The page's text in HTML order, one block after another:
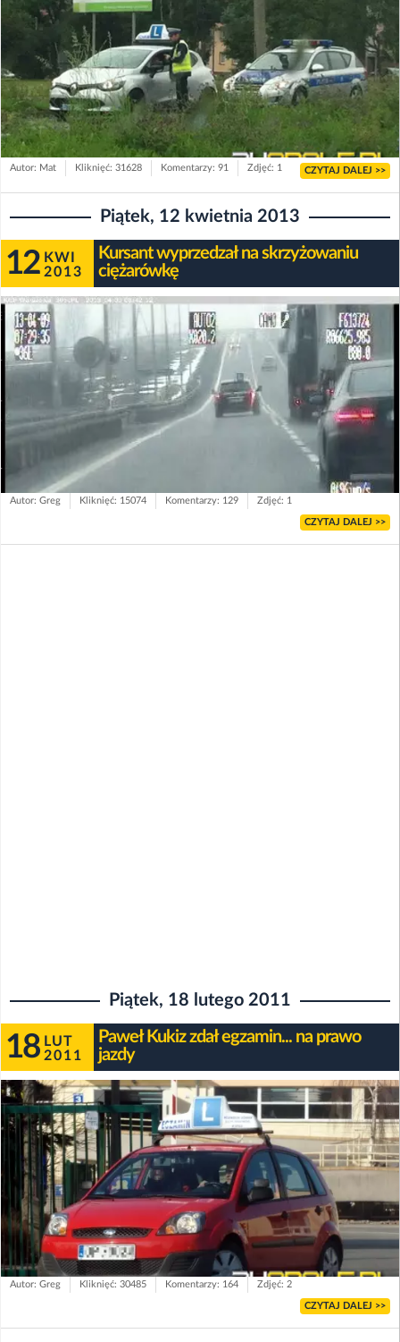
Autor: Mat Kliknięć: 31628 Komentarzy: 91 Zdjęć: 1 CZYTAJ DALEJ >>
Piątek, 12 kwietnia 2013
12 KWI
2013
Kursant wyprzedzał na skrzyżowaniu
ciężarówkę
Autor: Greg Kliknięć: 15074 Komentarzy: 129 Zdjęć: 1
CZYTAJ DALEJ >>
Piątek, 18 lutego 2011
18 LUT
2011
Paweł Kukiz zdał egzamin... na prawo
jazdy
Autor: Greg Kliknięć: 30485 Komentarzy: 164 Zdjęć: 2
CZYTAJ DALEJ >>